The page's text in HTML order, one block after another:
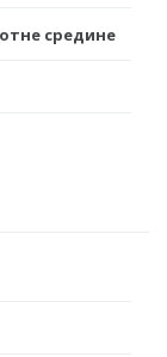
средине